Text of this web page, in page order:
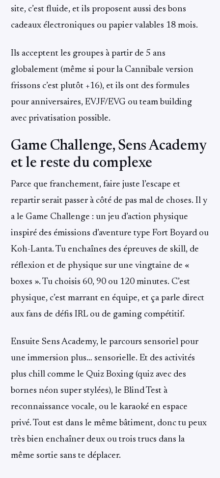
site, c’est fluide, et ils proposent aussi des bons
cadeaux électroniques ou papier valables 18 mois.
Ils acceptent les groupes à partir de 5 ans
globalement (même si pour la Cannibale version
frissons c’est plutôt +16), et ils ont des formules
pour anniversaires, EVJF/EVG ou team building
avec privatisation possible.
Game Challenge, Sens Academy
et le reste du complexe
Parce que franchement, faire juste l’escape et
repartir serait passer à côté de pas mal de choses. Il y
a le Game Challenge : un jeu d’action physique
inspiré des émissions d’aventure type Fort Boyard ou
Koh-Lanta. Tu enchaînes des épreuves de skill, de
réflexion et de physique sur une vingtaine de «
boxes ». Tu choisis 60, 90 ou 120 minutes. C’est
physique, c’est marrant en équipe, et ça parle direct
aux fans de défis IRL ou de gaming compétitif.
Ensuite Sens Academy, le parcours sensoriel pour
une immersion plus… sensorielle. Et des activités
plus chill comme le Quiz Boxing (quiz avec des
bornes néon super stylées), le Blind Test à
reconnaissance vocale, ou le karaoké en espace
privé. Tout est dans le même bâtiment, donc tu peux
très bien enchaîner deux ou trois trucs dans la
même sortie sans te déplacer.